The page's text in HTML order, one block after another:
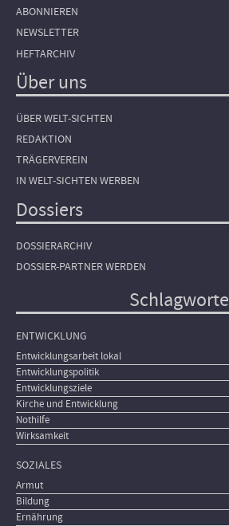
ABONNIEREN
NEWSLETTER
HEFTARCHIV
Über uns
ÜBER WELT-SICHTEN
REDAKTION
TRÄGERVEREIN
IN WELT-SICHTEN WERBEN
Dossiers
DOSSIERARCHIV
DOSSIER-PARTNER WERDEN
Schlagworte
ENTWICKLUNG
Entwicklungsarbeit lokal
Entwicklungspolitik
Entwicklungsziele
Kirche und Entwicklung
Nothilfe
Wirksamkeit
SOZIALES
Armut
Bildung
Ernährung